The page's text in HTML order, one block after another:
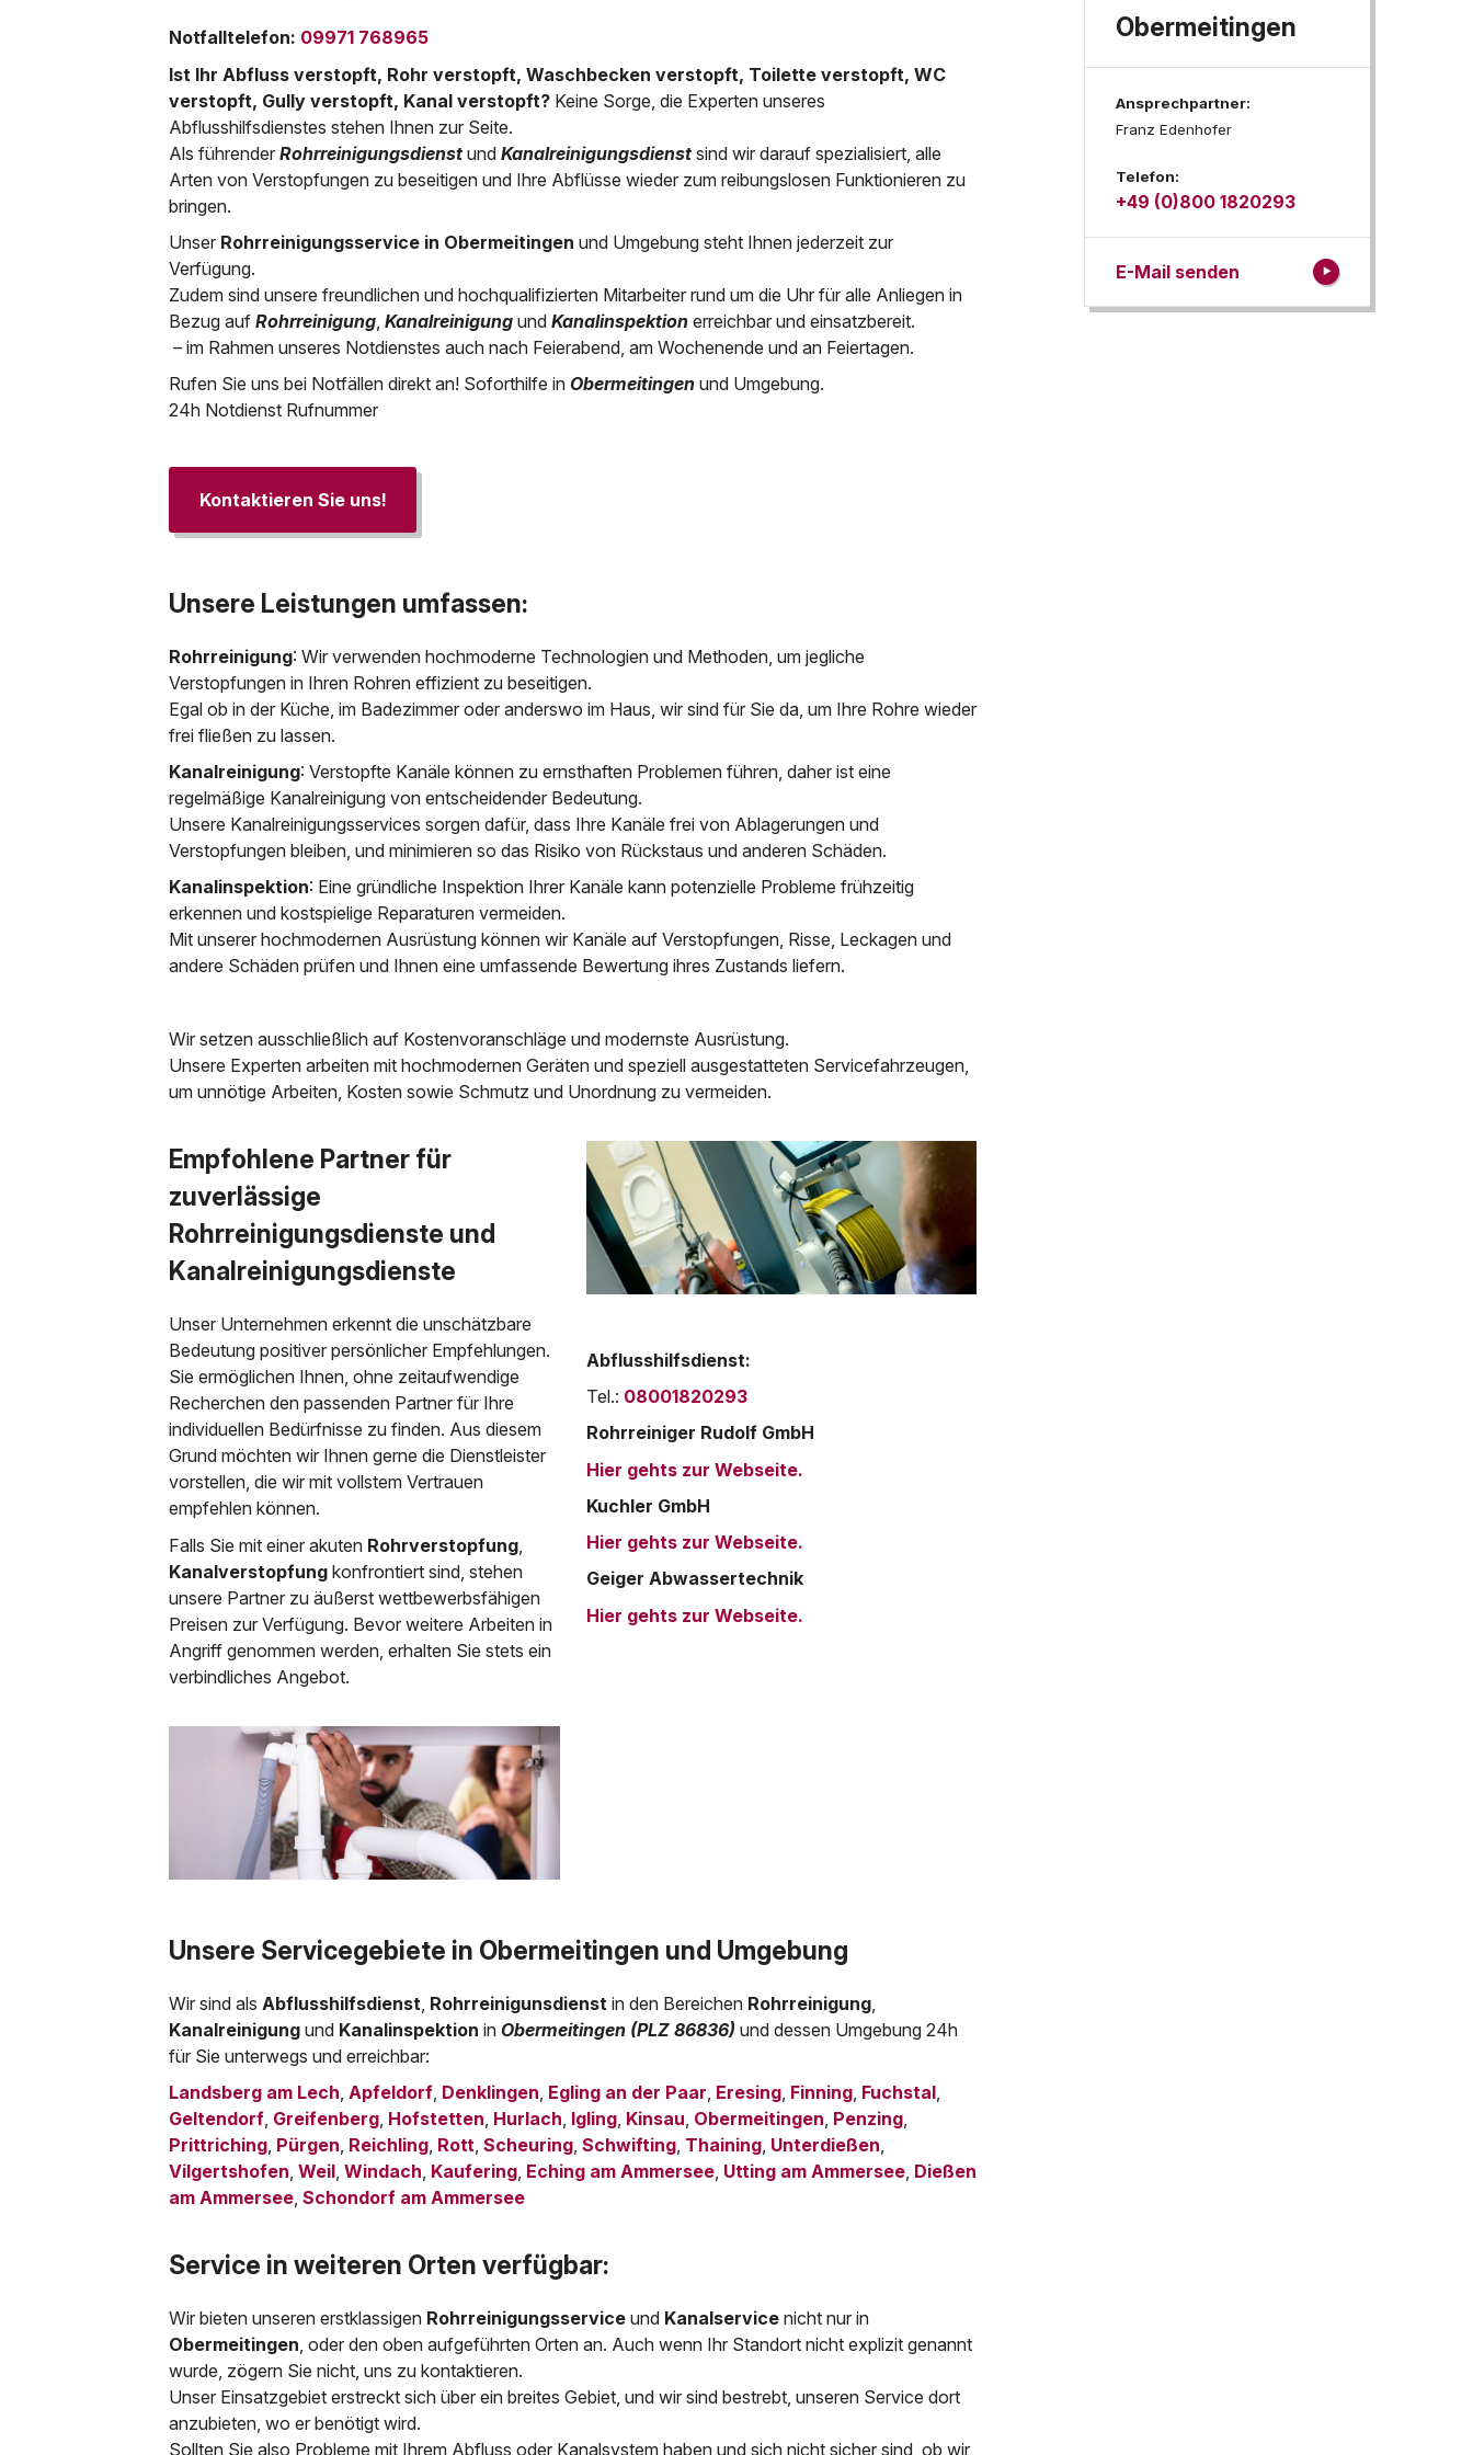
Notfalltelefon: 09971 768965
Ist Ihr Abfluss verstopft, Rohr verstopft, Waschbecken verstopft, Toilette verstopft, WC
verstopft, Gully verstopft, Kanal verstopft? Keine Sorge, die Experten unseres
Abflusshilfsdienstes stehen Ihnen zur Seite.
Als führenderRohrreinigungsdienst undKanalreinigungsdienst sind wir darauf spezialisiert, alle
Arten von Verstopfungen zu beseitigen und Ihre Abflüsse wieder zum reibungslosen Funktionieren zu
bringen.
Unser Rohrreinigungsservice in Obermeitingenund Umgebung steht Ihnen jederzeit zur
Verfügung.
Zudem sind unsere freundlichen und hochqualifizierten Mitarbeiter rund um die Uhr für alle Anliegen in
Bezug aufRohrreinigung ,Kanalreinigung undKanalinspektion erreichbar und einsatzbereit.
– im Rahmen unseres Notdienstes auch nach Feierabend, am Wochenende und an Feiertagen.
Rufen Sie uns bei Notfällen direkt an! Soforthilfe inObermeitingenund Umgebung.
24h Notdienst Rufnummer
Kontaktieren Sie uns!
Unsere Leistungen umfassen:
Rohrreinigung: Wir verwenden hochmoderne Technologien und Methoden, um jegliche
Verstopfungen in Ihren Rohren effizient zu beseitigen.
Egal ob in der Küche, im Badezimmer oder anderswo im Haus, wir sind für Sie da, um Ihre Rohre wieder
frei fließen zu lassen.
Kanalreinigung: Verstopfte Kanäle können zu ernsthaften Problemen führen, daher ist eine
regelmäßige Kanalreinigung von entscheidender Bedeutung.
Unsere Kanalreinigungsservices sorgen dafür, dass Ihre Kanäle frei von Ablagerungen und
Verstopfungen bleiben, und minimieren so das Risiko von Rückstaus und anderen Schäden.
Kanalinspektion: Eine gründliche Inspektion Ihrer Kanäle kann potenzielle Probleme frühzeitig
erkennen und kostspielige Reparaturen vermeiden.
Mit unserer hochmodernen Ausrüstung können wir Kanäle auf Verstopfungen, Risse, Leckagen und
andere Schäden prüfen und Ihnen eine umfassende Bewertung ihres Zustands liefern.
Wir setzen ausschließlich auf Kostenvoranschläge und modernste Ausrüstung.
Unsere Experten arbeiten mit hochmodernen Geräten und speziell ausgestatteten Servicefahrzeugen,
um unnötige Arbeiten, Kosten sowie Schmutz und Unordnung zu vermeiden.
Empfohlene Partner für
zuverlässige
Rohrreinigungsdienste und
Kanalreinigungsdienste
Unser Unternehmen erkennt die unschätzbare
Bedeutung positiver persönlicher Empfehlungen.
Sie ermöglichen Ihnen, ohne zeitaufwendige
Recherchen den passenden Partner für Ihre
individuellen Bedürfnisse zu finden. Aus diesem
Grund möchten wir Ihnen gerne die Dienstleister
vorstellen, die wir mit vollstem Vertrauen
empfehlen können.
Falls Sie mit einer akuten Rohrverstopfung
Kanalverstopfungkonfrontiert sind, stehen
unsere Partner zu äußerst wettbewerbsfähigen
Preisen zur Verfügung. Bevor weitere Arbeiten in
Angriff genommen werden, erhalten Sie stets ein
verbindliches Angebot.
Abflusshilfsdienst:
Tel.: 08001820293
Rohrreiniger Rudolf GmbH
Hier gehts zur Webseite.
Kuchler GmbH
Hier gehts zur Webseite.
Geiger Abwassertechnik
Hier gehts zur Webseite.
Unsere Servicegebiete in Obermeitingen und Umgebung
Wir sind als Abflusshilfsdienst Rohrreinigunsdienstin den Bereichen Rohrreinigung
Kanalreinigungund KanalinspektioninObermeitingen (PLZ 86836) und dessen Umgebung 24h
für Sie unterwegs und erreichbar:
Landsberg am Lech Apfeldorf Denklingen Egling an der Paar Eresing Finning Fuchstal
Geltendorf Greifenberg Hofstetten Hurlach Igling Kinsau Obermeitingen Penzing
Prittriching Pürgen Reichling Rott ,Scheuring ,Schwifting Thaining Unterdießen
Vilgertshofen ,Weil ,Windach Kaufering Eching am Ammersee Utting am Ammersee Dießen
am Ammersee ,Schondorf am Ammersee
Service in weiteren Orten verfügbar:
Wir bieten unseren erstklassigen Rohrreinigungsserviceund Kanalservicenicht nur in
Obermeitingen, oder den oben aufgeführten Orten an. Auch wenn Ihr Standort nicht explizit genannt
wurde, zögern Sie nicht, uns zu kontaktieren.
Unser Einsatzgebiet erstreckt sich über ein breites Gebiet, und wir sind bestrebt, unseren Service dort
anzubieten, wo er benötigt wird.
Sollten Sie also Probleme mit Ihrem Abfluss oder Kanalsystem haben und sich nicht sicher sind, ob wir
Obermeitingen
Ansprechpartner:
Franz Edenhofer
Telefon:
+49 (0)800 1820293
E-Mail senden